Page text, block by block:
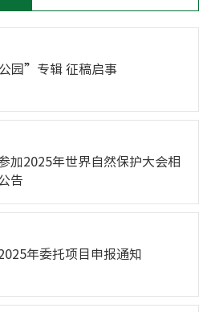
园”专辑 征稿启事
加2025年世界自然保护大会相
告
年委托项目申报通知